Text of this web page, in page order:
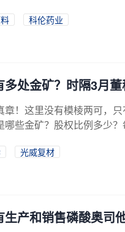
科伦药业
处金矿？时隔3月
章！这里没有模棱两可，
哪些金矿？股权比例多少
光威复材
产和销售磷酸奥司